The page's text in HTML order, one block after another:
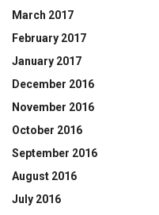
March 2017
February 2017
January 2017
December 2016
November 2016
October 2016
September 2016
August 2016
July 2016